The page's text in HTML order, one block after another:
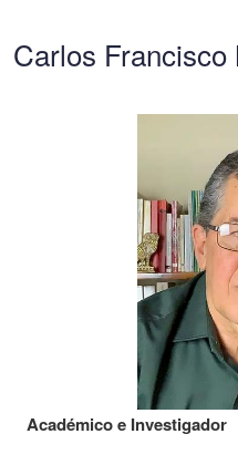
Carlos
Académico e Investigador